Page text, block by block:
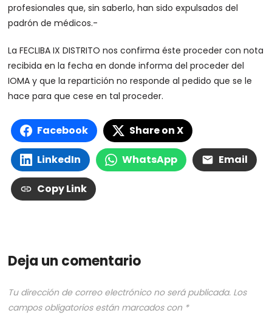
profesionales que, sin saberlo, han sido expulsados del
padrón de médicos.-
La FECLIBA IX DISTRITO nos confirma éste proceder con nota
recibida en la fecha en donde informa del proceder del
IOMA y que la repartición no responde al pedido que se le
hace para que cese en tal proceder.
Facebook Share on X
LinkedIn WhatsApp Email
Copy Link
Deja un comentario
Tu dirección de correo electrónico no será publicada. Los
campos obligatorios están marcados con *